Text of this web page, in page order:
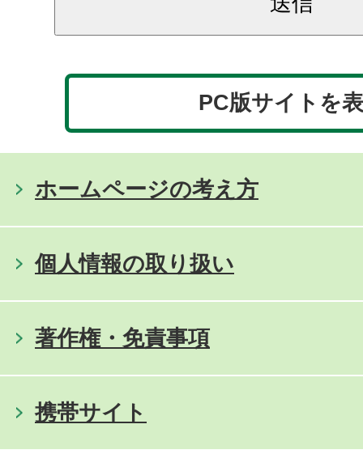
PC版サイトを
ホームページの考え方
個人情報の取り扱い
著作権・免責事項
携帯サイト